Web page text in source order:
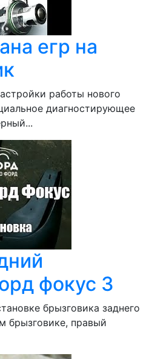
егр на
работы нового
диагностирующее
фокус 3
брызговика заднего
брызговике, правый